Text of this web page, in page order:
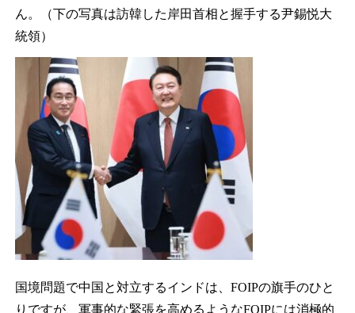
ん。（下の写真は訪韓した岸田首相と握手する尹錫悦大
統領）
国境問題で中国と対立するインドは、FOIPの旗手のひと
りですが、軍事的な緊張を高めるようなFOIPには消極的